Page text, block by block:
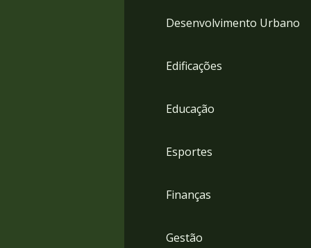
Desenvolvimento Urbano
Edificações
Educação
Esportes
Finanças
Gestão